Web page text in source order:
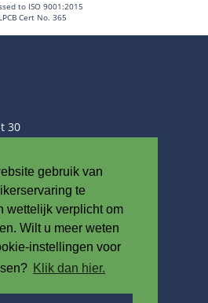
gebruik van
te
wettelijk verplicht om
Wilt u meer weten
instellingen voor
Klik dan hier.
to ISO 9001:2015
LPCB Cert No. 365
30
19
85